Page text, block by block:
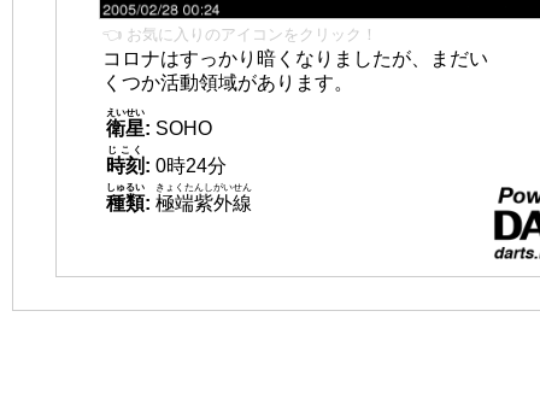
👈 お気に入りのアイコンをクリック！
コロナはすっかり暗くなりましたが、まだい
くつか活動領域があります。
衛星
えいせい
: SOHO
時刻
じこく
: 0時24分
種類
しゅるい
: 極端紫外線
きょくたんしがいせん